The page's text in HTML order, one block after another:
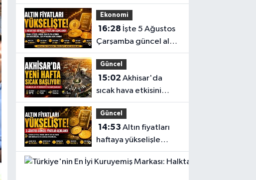
Ağustos ayı
toplantısını
gerçekleştirdi
Ekonomi
16:28
Çarşamba güncel altın
fiyatları
Güncel
15:02 Akhisar'da
sıcak hava etkisini
sürdürüyor! İşte 5
günlük hava durumu
Güncel
14:53 Altın fiyatları
haftaya yükselişle
başladı! İşte 3 Ağustos
güncel fiyatlar